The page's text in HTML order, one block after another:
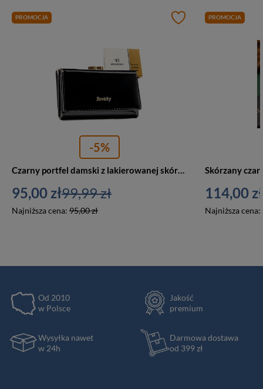
PROMOCJA
-5%
95,00 zł
Najniższa cena: 95,00 zł
99,99 zł
PROMOCJA
114,00 zł
Najniższa cena:
Od 2010
w Polsce
Jakość
premium
Wysyłka nawet
w 24h
Darmowa dostawa
od 399 zł